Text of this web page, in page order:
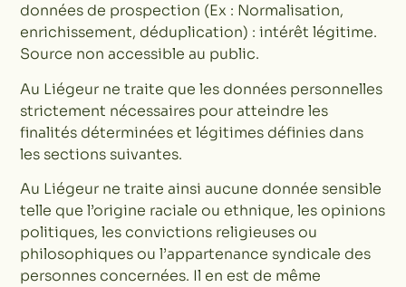
données de prospection (Ex : Normalisation,
enrichissement, déduplication) : intérêt légitime.
Source non accessible au public.
Au Liégeur ne traite que les données personnelles
strictement nécessaires pour atteindre les
finalités déterminées et légitimes définies dans
les sections suivantes.
Au Liégeur ne traite ainsi aucune donnée sensible
telle que l’origine raciale ou ethnique, les opinions
politiques, les convictions religieuses ou
philosophiques ou l’appartenance syndicale des
personnes concernées. Il en est de même